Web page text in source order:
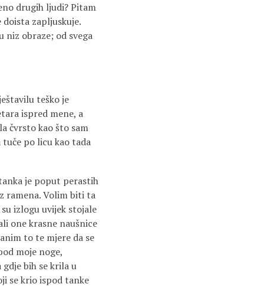
drugih ljudi? Pitam
doista zapljuskuje.
niz obraze; od svega
teško je
ispred mene, a
čvrsto kao što sam
tuče po licu kao tada
je poput perastih
ramena. Volim biti ta
izlogu uvijek stojale
one krasne naušnice
to te mjere da se
moje noge,
bih se krila u
se krio ispod tanke